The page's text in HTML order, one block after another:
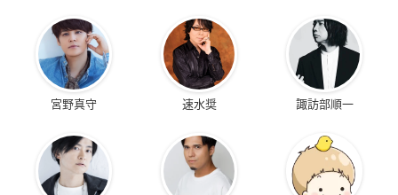
宮野真守 速水奨 諏訪部順一